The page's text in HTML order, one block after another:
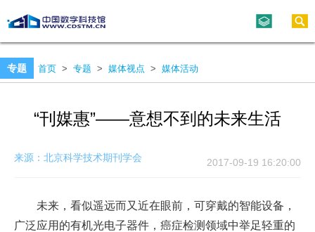
专题 首页 > 专题 > 媒体视点 > 媒体活动
“刊媒惠”——意想不到的未来生活
来源：北京科学技术期刊学会 2017-09-19 16:20:00
未来，看似遥远而又近在眼前，可穿戴的智能设备，
广泛应用的有机光电子器件，癌症检测领域中举足轻重的